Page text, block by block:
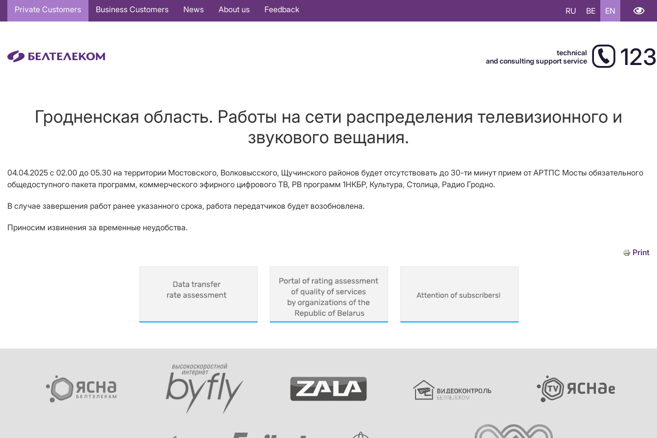
Основная
навигация
Private Customers Business Customers News About us Feedback RU BE EN
technical
and consulting support service
123
Гродненская область. Работы на сети распределения телевизионного и
звукового вещания.
04.04.2025 с 02.00 до 05.30 на территории Мостовского, Волковысского, Щучинского районов будет отсутствовать до 30-ти минут прием от АРТПС Мосты обязательного
общедоступного пакета программ, коммерческого эфирного цифрового ТВ, РВ программ 1НКБР, Культура, Столица, Радио Гродно.
В случае завершения работ ранее указанного срока, работа передатчиков будет возобновлена.
Приносим извинения за временные неудобства.
Print